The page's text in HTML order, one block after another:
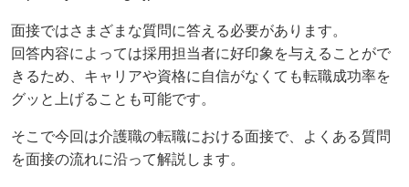
面接ではさまざまな質問に答える必要があります。
回答内容によっては採用担当者に好印象を与えることがで
きるため、キャリアや資格に自信がなくても転職成功率を
グッと上げることも可能です。
そこで今回は介護職の転職における面接で、よくある質問
を面接の流れに沿って解説します。